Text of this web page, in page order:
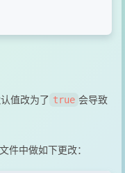
值改为了 true 会导致
件中做如下更改：